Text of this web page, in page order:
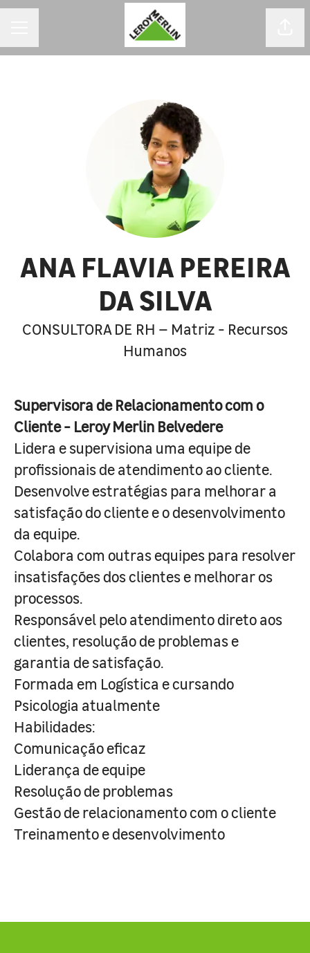
ANA FLAVIA PEREIRA
DA SILVA
CONSULTORA DE RH – Matriz - Recursos
Humanos
Supervisora de Relacionamento com o
Cliente - Leroy Merlin Belvedere
Lidera e supervisiona uma equipe de
profissionais de atendimento ao cliente.
Desenvolve estratégias para melhorar a
satisfação do cliente e o desenvolvimento
da equipe.
Colabora com outras equipes para resolver
insatisfações dos clientes e melhorar os
processos.
Responsável pelo atendimento direto aos
clientes, resolução de problemas e
garantia de satisfação.
Formada em Logística e cursando
Psicologia atualmente
Habilidades:
Comunicação eficaz
Liderança de equipe
Resolução de problemas
Gestão de relacionamento com o cliente
Treinamento e desenvolvimento